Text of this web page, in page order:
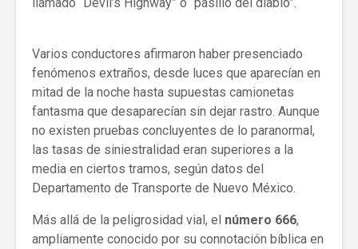
Varios conductores afirmaron haber presenciado
fenómenos extraños, desde luces que aparecían en
mitad de la noche hasta supuestas camionetas
fantasma que desaparecían sin dejar rastro. Aunque
no existen pruebas concluyentes de lo paranormal,
las tasas de siniestralidad eran superiores a la
media en ciertos tramos, según datos del
Departamento de Transporte de Nuevo México.
Más allá de la peligrosidad vial, el número 666,
ampliamente conocido por su connotación bíblica en